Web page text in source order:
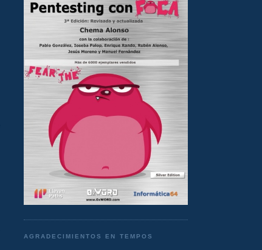
AGRADECIMIENTOS EN TEMPOS